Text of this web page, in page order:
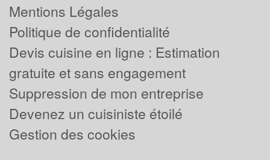
Mentions Légales
Politique de confidentialité
Devis cuisine en ligne : Estimation
gratuite et sans engagement
Suppression de mon entreprise
Devenez un cuisiniste étoilé
Gestion des cookies